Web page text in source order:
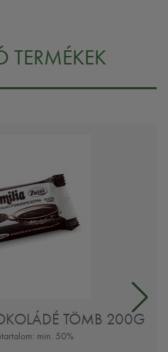
TERMÉKEK
TÖMB 200G
min. 50%